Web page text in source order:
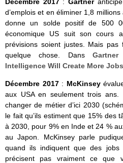
d’emplois et en éliminer 1,8
donne un solde positif de 500
économique US suit son cours
prévisions soient justes. Mais pas
quelque chose. Dans
Intelligence Will Create More
Décembre 2017 : McKinsey
aux USA en seulement trois
changer de métier d’ici 2030
le fait qu’ils estiment que 15% des
à 2030, pour 9% en Inde et 24 %
au Japon. McKinsey parle
quand ils indiquent que des
précisent pas vraiment ce que